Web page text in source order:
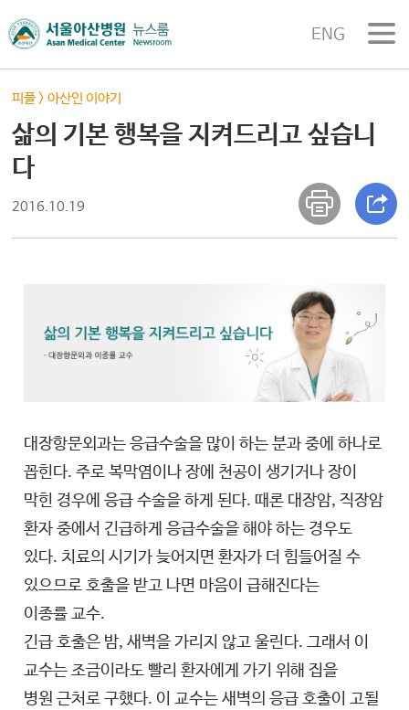
ENG
피플>아산인 이야기
삶의 기본 행복을 지켜드리고 싶습니
다
2016.10.19
대장항문외과는 응급수술을 많이 하는 분과 중에 하나로
꼽힌다. 주로 복막염이나 장에 천공이 생기거나 장이
막힌 경우에 응급 수술을 하게 된다. 때론 대장암, 직장암
환자 중에서 긴급하게 응급수술을 해야 하는 경우도
있다. 치료의 시기가 늦어지면 환자가 더 힘들어질 수
있으므로 호출을 받고 나면 마음이 급해진다는
이종률 교수.
긴급 호출은 밤, 새벽을 가리지 않고 울린다. 그래서 이
교수는 조금이라도 빨리 환자에게 가기 위해 집을
병원 근처로 구했다. 이 교수는 새벽의 응급 호출이 고될